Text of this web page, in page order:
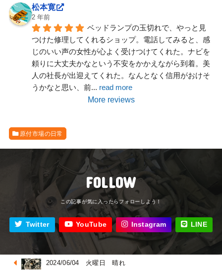
松本寛
2 年前
ベッドランプの玉切れで、やっと見
つけた修理してくれるショップ。電話してみると、感
じのいい声の女性が心よく受けつけてくれた。ナビを
頼りに大丈夫かなという不安をかかえながら到着。美
人の社長が出迎えてくれた。なんとなく信用がおけそ
うかなと思い、前... read more
More reviews
原付市場の日常
FOLLOW
Twitter YouTube Instagram LINE
2024/06/04 火曜日 晴れ